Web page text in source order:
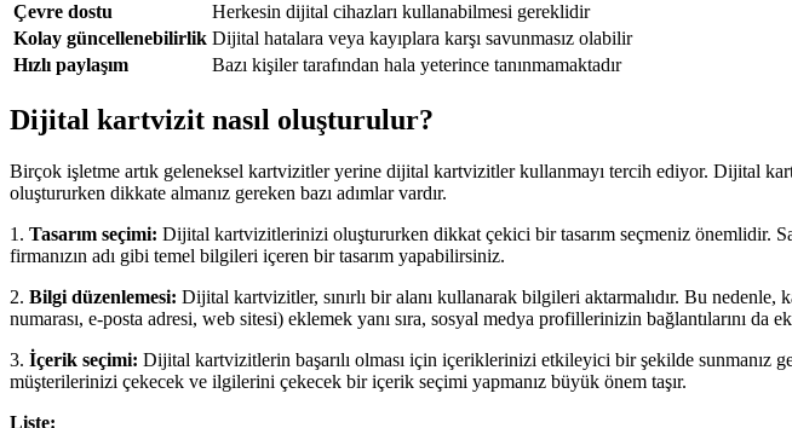
Çevre dostu
Herkesin dijital cihazları kullanabilmesi gereklidir
Kolay güncellenebilirlik Dijital hatalara veya kayıplara karşı savunmasız olabilir
Hızlı paylaşım
Bazı kişiler tarafından hala yeterince tanınmamaktadır
Dijital kartvizit nasıl oluşturulur?
Birçok işletme artık geleneksel kartvizitler yerine dijital kartvizitler kullanmayı tercih ediyor. Dijital
oluştururken dikkate almanız gereken bazı adımlar vardır.
1. Tasarım seçimi: Dijital kartvizitlerinizi oluştururken dikkat çekici bir tasarım seçmeniz önemlidir.
firmanızın adı gibi temel bilgileri içeren bir tasarım yapabilirsiniz.
2. Bilgi düzenlemesi: Dijital kartvizitler, sınırlı bir alanı kullanarak bilgileri aktarmalıdır. Bu
numarası, e-posta adresi, web sitesi) eklemek yanı sıra, sosyal medya profillerinizin bağlantılarını da
3. İçerik seçimi: Dijital kartvizitlerin başarılı olması için içeriklerinizi etkileyici bir şekilde sunmanız
müşterilerinizi çekecek ve ilgilerini çekecek bir içerik seçimi yapmanız büyük önem taşır.
Liste: